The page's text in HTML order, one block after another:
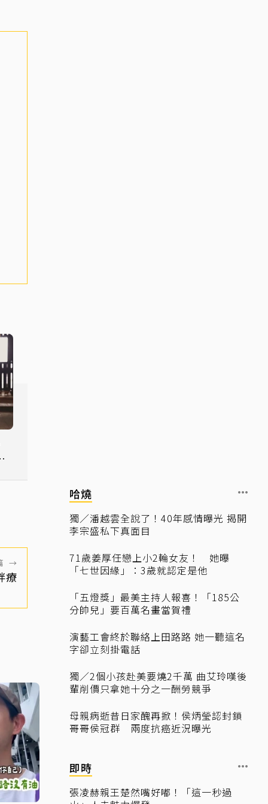
→
療
哈燒
獨／潘越雲全說了！40年感情曝光 揭開
李宗盛私下真面目
71歲姜厚任戀上小2輪女友！ 她曝
「七世因緣」：3歲就認定是他
「五燈獎」最美主持人報喜！「185公
分帥兒」要百萬名畫當賀禮
演藝工會終於聯絡上田路路 她一聽這名
字卻立刻掛電話
獨／2個小孩赴美要燒2千萬 曲艾玲嘆後
輩削價只拿她十分之一酬勞競爭
母親病逝昔日家醜再掀！侯炳瑩認封鎖
哥哥侯冠群 兩度抗癌近況曝光
即時
張凌赫親王楚然嘴好嘟！「這一秒過